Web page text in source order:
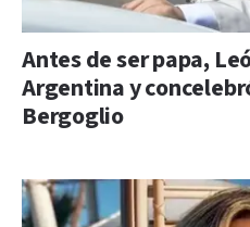
Antes de ser papa,
Argentina y
Bergoglio